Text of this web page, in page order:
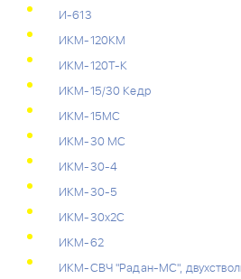
И-613
ИКМ-120КМ
ИКМ-120Т-К
ИКМ-15/30 Кедр
ИКМ-15МС
ИКМ-30 МС
ИКМ-30-4
ИКМ-30-5
ИКМ-30х2С
ИКМ-62
ИКМ-СВЧ "Радан-МС",